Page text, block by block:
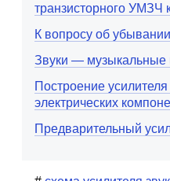
транзисторного УМЗЧ
К вопросу об
Звуки — музыкальные
Построение
электрических
Предварительный